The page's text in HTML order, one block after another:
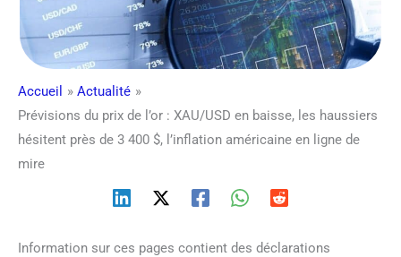
Accueil
Actualité
Prévisions du prix de l’or : XAU/USD en baisse, les haussiers
hésitent près de 3 400 $, l’inflation américaine en ligne de
mire
Information sur ces pages contient des déclarations